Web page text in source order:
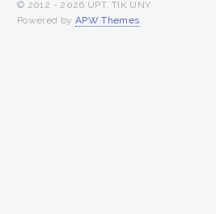
© 2012 - 2026 UPT. TIK UNY
Powered by APW Themes